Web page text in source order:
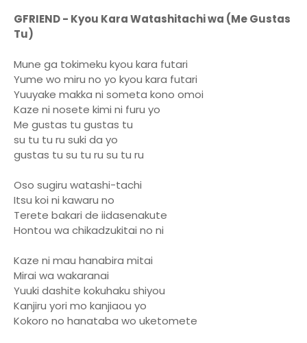
GFRIEND - Kyou Kara Watashitachi wa (Me Gustas
Tu)
Mune ga tokimeku kyou kara futari
Yume wo miru no yo kyou kara futari
Yuuyake makka ni someta kono omoi
Kaze ni nosete kimi ni furu yo
Me gustas tu gustas tu
su tu tu ru suki da yo
gustas tu su tu ru su tu ru
Oso sugiru watashi-tachi
Itsu koi ni kawaru no
Terete bakari de iidasenakute
Hontou wa chikadzukitai no ni
Kaze ni mau hanabira mitai
Mirai wa wakaranai
Yuuki dashite kokuhaku shiyou
Kanjiru yori mo kanjiaou yo
Kokoro no hanataba wo uketomete